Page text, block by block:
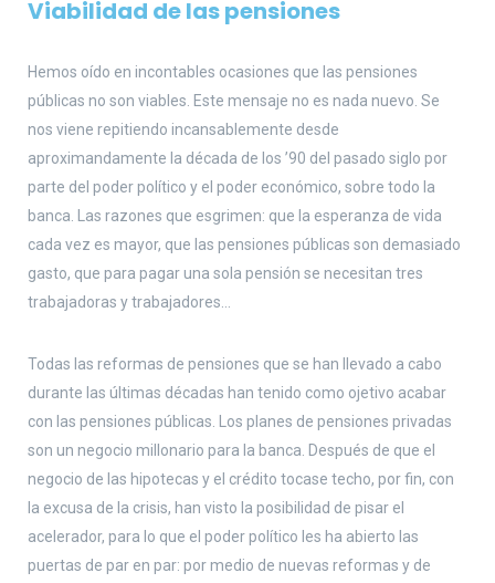
Viabilidad de las pensiones
Hemos oído en incontables ocasiones que las pensiones
públicas no son viables. Este mensaje no es nada nuevo. Se
nos viene repitiendo incansablemente desde
aproximandamente la década de los ’90 del pasado siglo por
parte del poder político y el poder económico, sobre todo la
banca. Las razones que esgrimen: que la esperanza de vida
cada vez es mayor, que las pensiones públicas son demasiado
gasto, que para pagar una sola pensión se necesitan tres
trabajadoras y trabajadores…
Todas las reformas de pensiones que se han llevado a cabo
durante las últimas décadas han tenido como ojetivo acabar
con las pensiones públicas. Los planes de pensiones privadas
son un negocio millonario para la banca. Después de que el
negocio de las hipotecas y el crédito tocase techo, por fin, con
la excusa de la crisis, han visto la posibilidad de pisar el
acelerador, para lo que el poder político les ha abierto las
puertas de par en par: por medio de nuevas reformas y de